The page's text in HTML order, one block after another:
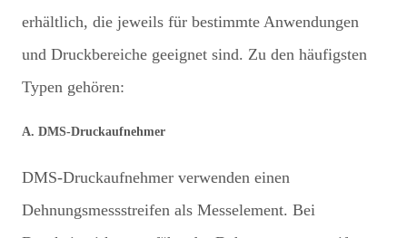
erhältlich, die jeweils für bestimmte Anwendungen
und Druckbereiche geeignet sind. Zu den häufigsten
Typen gehören:
A. DMS-Druckaufnehmer
DMS-Druckaufnehmer verwenden einen
Dehnungsmessstreifen als Messelement. Bei